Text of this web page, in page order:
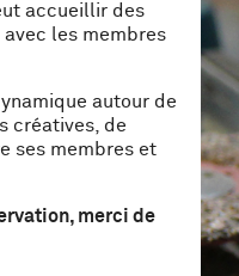
accueillir des
les membres
autour de
créatives, de
ses membres et
merci de